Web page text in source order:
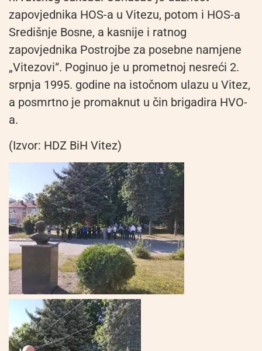
zapovjednika HOS-a u Vitezu, potom i HOS-a
Središnje Bosne, a kasnije i ratnog
zapovjednika Postrojbe za posebne namjene
„Vitezovi“. Poginuo je u prometnoj nesreći 2.
srpnja 1995. godine na istočnom ulazu u Vitez,
a posmrtno je promaknut u čin brigadira HVO-
a.
(Izvor: HDZ BiH Vitez)